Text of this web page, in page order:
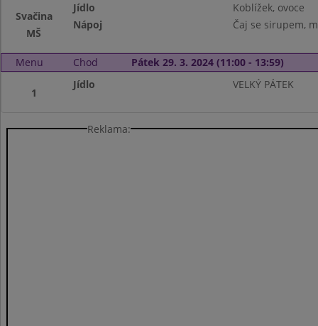
Svačina
MŠ
Jídlo
Koblížek, ovoce
Nápoj
Čaj se sirupem,
Menu Chod Pátek 29. 3. 2024 (11:00 - 13:59)
1
Jídlo VELKÝ PÁTEK
Reklama: